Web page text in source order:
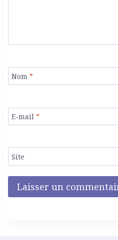
Nom *
E-mail *
Site